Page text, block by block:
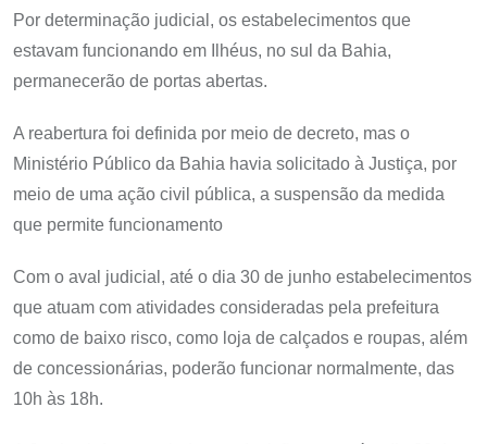
Por determinação judicial, os estabelecimentos que
estavam funcionando em Ilhéus, no sul da Bahia,
permanecerão de portas abertas.
A reabertura foi definida por meio de decreto, mas o
Ministério Público da Bahia havia solicitado à Justiça, por
meio de uma ação civil pública, a suspensão da medida
que permite funcionamento
Com o aval judicial, até o dia 30 de junho estabelecimentos
que atuam com atividades consideradas pela prefeitura
como de baixo risco, como loja de calçados e roupas, além
de concessionárias, poderão funcionar normalmente, das
10h às 18h.